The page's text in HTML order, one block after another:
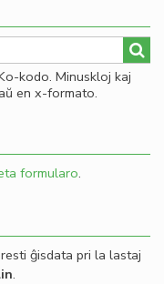
kodo. Minuskloj kaj
en x-formato.
formularo.
ĝisdata pri la lastaj
.